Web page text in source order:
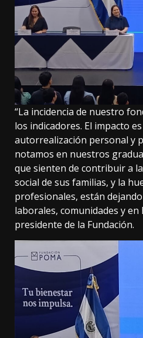
“La incidencia de nuestro
los indicadores. El impacto
autorrealización personal y
notamos en nuestros
que sienten de contribuir a
social de sus familias, y la
profesionales, están
laborales, comunidades y en
presidente de la Fundación.